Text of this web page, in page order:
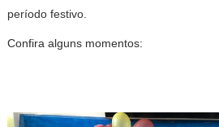
período festivo.
Confira alguns momentos: